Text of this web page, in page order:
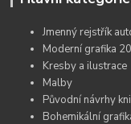
Jmenný rejstřík
Moderní grafika
Kresby a ilustrace
Malby
Původní návrhy
Bohemikální